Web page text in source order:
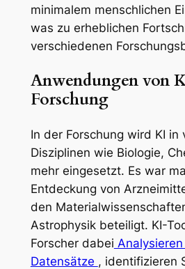
minimalem menschlichen
was zu erheblichen
verschiedenen
Anwendungen von
Forschung
In der Forschung wird KI in
Disziplinen wie Biologie,
mehr eingesetzt. Es war
Entdeckung von
den
Astrophysik beteiligt. KI-
Forscher dabei
Datensätze , identifizieren